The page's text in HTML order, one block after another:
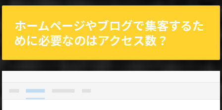
ホームページやブログで集客するた
めに必要なのはアクセス数？